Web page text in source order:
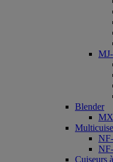
Blender
Cuiseurs